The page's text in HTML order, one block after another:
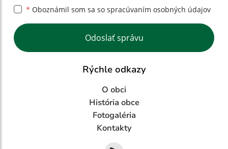
* Oboznámil som sa so spracúvaním osobných údajov
Google reCaptcha Response
Odoslať správu
Rýchle odkazy
O obci
História obce
Fotogaléria
Kontakty